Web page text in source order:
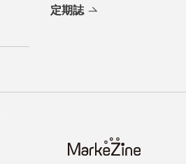
定期誌